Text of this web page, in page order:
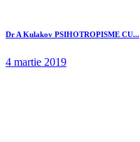
Dr A Kulakov PSIHOTROPISME CU...
4 martie 2019